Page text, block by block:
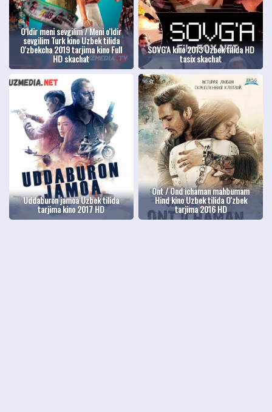
O'ldir meni sevgilim / Meni o'ldir
sevgilim Turk kino Uzbek tilida
O'zbekcha 2019 tarjima kino Full
HD skachat
SOVG'A kino 2013 Uzbek tilida HD
tasix skachat
Uddaburon jamoa Uzbek tilida
tarjima kino 2017 HD
Ont / Ond ichaman mahbumam
Hind kino Uzbek tilida O'zbek
tarjima 2016 HD